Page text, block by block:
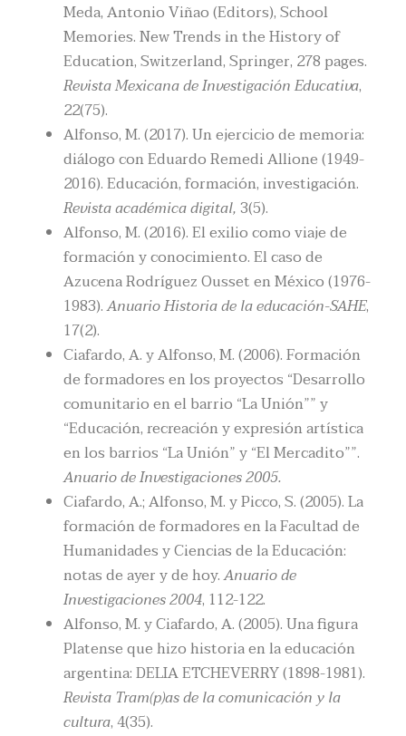
Meda, Antonio Viñao (Editors), School
Memories. New Trends in the History of
Education, Switzerland, Springer, 278 pages.
Revista Mexicana de Investigación Educativa,
22(75).
Alfonso, M. (2017). Un ejercicio de memoria:
diálogo con Eduardo Remedi Allione (1949-
2016). Educación, formación, investigación.
Revista académica digital,3(5).
Alfonso, M. (2016). El exilio como viaje de
formación y conocimiento. El caso de
Azucena Rodríguez Ousset en México (1976-
1983).Anuario Historia de la educación-SAHE,
17(2).
Ciafardo, A. y Alfonso, M. (2006). Formación
de formadores en los proyectos “Desarrollo
comunitario en el barrio “La Unión”” y
“Educación, recreación y expresión artística
en los barrios “La Unión” y “El Mercadito””.
Anuario de Investigaciones 2005.
Ciafardo, A.; Alfonso, M. y Picco, S. (2005). La
formación de formadores en la Facultad de
Humanidades y Ciencias de la Educación:
notas de ayer y de hoy.Anuario de
Investigaciones 2004, 112-122.
Alfonso, M. y Ciafardo, A. (2005). Una figura
Platense que hizo historia en la educación
argentina: DELIA ETCHEVERRY (1898-1981).
Revista Tram(p)as de la comunicación y la
cultura, 4(35).